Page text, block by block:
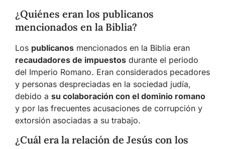
¿Quiénes eran los publicanos
mencionados en la Biblia?
Los publicanos mencionados en la Biblia eran
recaudadores de impuestos durante el periodo
del Imperio Romano. Eran considerados pecadores
y personas despreciadas en la sociedad judía,
debido a su colaboración con el dominio romano
y por las frecuentes acusaciones de corrupción y
extorsión asociadas a su trabajo.
¿Cuál era la relación de Jesús con los